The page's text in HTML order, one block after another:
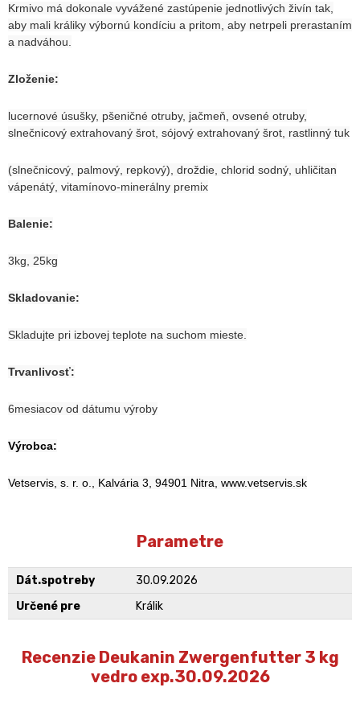
Krmivo má dokonale vyvážené zastúpenie jednotlivých živín tak,
aby mali králiky výbornú kondíciu a pritom, aby netrpeli prerastaním
a nadváhou.
Zloženie:
lucernové úsušky, pšeničné otruby, jačmeň, ovsené otruby,
slnečnicový extrahovaný šrot, sójový extrahovaný šrot, rastlinný tuk
(slnečnicový, palmový, repkový), droždie, chlorid sodný, uhličitan
vápenátý, vitamínovo-minerálny premix
Balenie:
3kg, 25kg
Skladovanie:
Skladujte pri izbovej teplote na suchom mieste.
Trvanlivosť:
6mesiacov od dátumu výroby
Výrobca:
Vetservis, s. r. o., Kalvária 3, 94901 Nitra, www.vetservis.sk
Parametre
Dát.spotreby
30.09.2026
Určené pre
Králik
Recenzie Deukanin Zwergenfutter 3 kg
vedro exp.30.09.2026